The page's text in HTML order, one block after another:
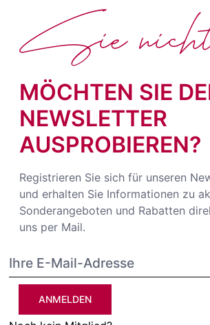
MÖCHTEN SIE
NEWSLETTER
AUSPROBIEREN?
Registrieren Sie sich für unseren
und erhalten Sie Informationen zu
Sonderangeboten und Rabatten
uns per Mail.
ANMELDEN
Sie